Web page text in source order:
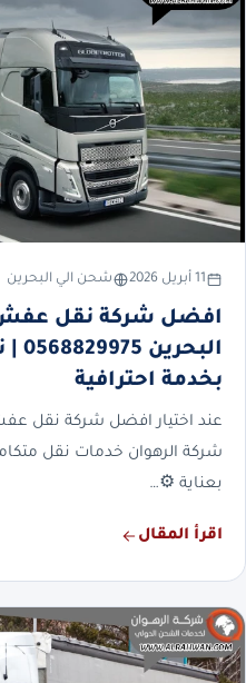
11 أبريل 2026 شحن الي البحرين
افضل شركة نقل عفش
بخدمة احترافية
عند اختيار افضل شركة نقل
شركة الرهوان خدمات نقل
بعناية ⚙️…
اقرأ المقال